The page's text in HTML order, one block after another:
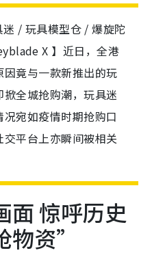
迷 / 玩具模型仓 / 爆旋陀
X 】近日，全港
竟与一款新推出的玩
全城抢购潮，玩具迷
宛如疫情时期抢购口
平台上亦瞬间被相关
面 惊呼历史
资”